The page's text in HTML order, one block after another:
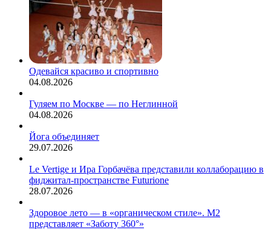
Одевайся красиво и спортивно
04.08.2026
Гуляем по Москве — по Неглинной
04.08.2026
Йога объединяет
29.07.2026
Le Vertige и Ира Горбачёва представили коллаборацию в
фиджитал-пространстве Futurione
28.07.2026
Здоровое лето — в «органическом стиле». М2
представляет «Заботу 360°»